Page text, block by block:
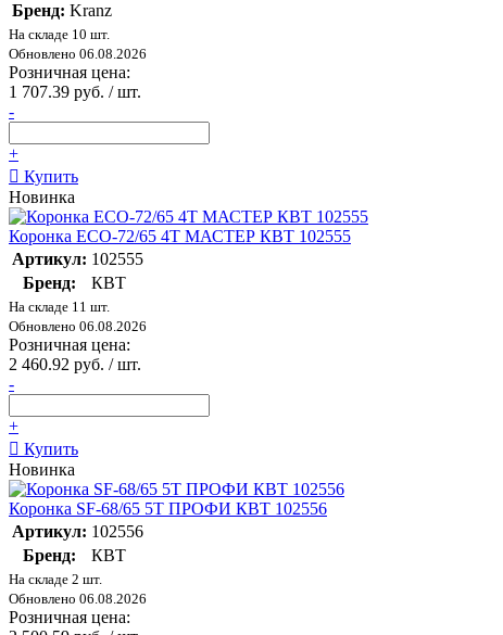
Бренд: Kranz
На складе 10 шт.
Обновлено 06.08.2026
Розничная цена:
1 707.39 руб. / шт.
-
+
Купить
Новинка
Коронка ECO-72/65 4T МАСТЕР КВТ 102555
Артикул: 102555
Бренд:
КВТ
На складе 11 шт.
Обновлено 06.08.2026
Розничная цена:
2 460.92 руб. / шт.
-
+
Купить
Новинка
Коронка SF-68/65 5T ПРОФИ КВТ 102556
Артикул: 102556
Бренд:
КВТ
На складе 2 шт.
Обновлено 06.08.2026
Розничная цена: